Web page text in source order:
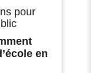
pour
en